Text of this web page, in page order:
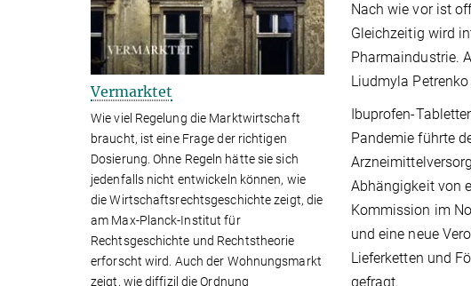
Nach wie vor ist
Gleichzeitig wird
Pharmaindustrie.
Liudmyla
Ibuprofen-
Pandemie führte
Abhängigkeit von
Kommission im
und eine neue
Lieferketten und
gefragt.
Vermarktet
Wie viel Regelung die Marktwirtschaft
braucht, ist eine Frage der richtigen
Dosierung. Ohne Regeln hätte sie sich
jedenfalls nicht entwickeln können, wie
die Wirtschaftsrechtsgeschichte zeigt, die
am Max-Planck-Institut für
Rechtsgeschichte und Rechtstheorie
erforscht wird. Auch der Wohnungsmarkt
zeigt, wie diffizil die Ordnung